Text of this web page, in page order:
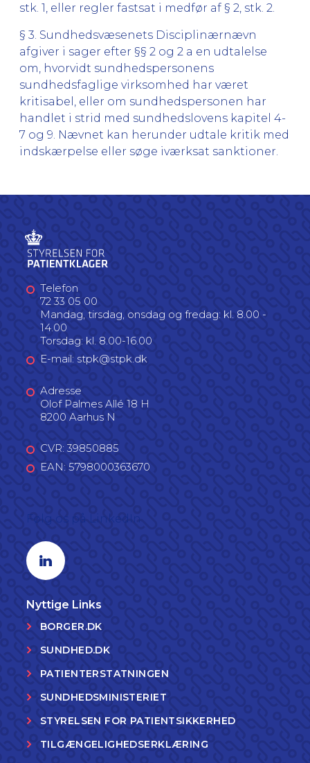
stk. 1, eller regler fastsat i medfør af § 2, stk. 2.
§ 3. Sundhedsvæsenets Disciplinærnævn
afgiver i sager efter §§ 2 og 2 a en udtalelse
om, hvorvidt sundhedspersonens
sundhedsfaglige virksomhed har været
kritisabel, eller om sundhedspersonen har
handlet i strid med sundhedslovens kapitel 4-
7 og 9. Nævnet kan herunder udtale kritik med
indskærpelse eller søge iværksat sanktioner.
Telefon
72 33 05 00
Mandag, tirsdag, onsdag og fredag: kl. 8.00 -
14.00
Torsdag: kl. 8.00-16.00
E-mail: stpk@stpk.dk
Adresse
Olof Palmes Allé 18 H
8200 Aarhus N
CVR: 39850885
EAN: 5798000363670
Linkedin profil
Nyttige Links
BORGER.DK
SUNDHED.DK
PATIENTERSTATNINGEN
SUNDHEDSMINISTERIET
STYRELSEN FOR PATIENTSIKKERHED
TILGÆNGELIGHEDSERKLÆRING